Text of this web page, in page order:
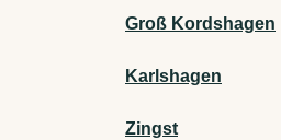
Groß Kordshagen
Karlshagen
Zingst